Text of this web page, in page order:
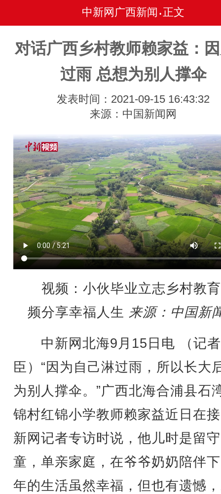
中新网广西新闻 • 正文
对话广西乡村教师赖家益：
过雨 总想为别人撑伞
发表时间：2021-09-15 16:43:32
来源：中国新闻网
视频：小伙毕业立志乡村教
频分享幸福人生 来源：中国新
中新网北海9月15日电 （记
臣）“因为自己淋过雨，所以长大
为别人撑伞。”广西北海合浦县石
锦村红锦小学教师赖家益近日在
新网记者专访时说，他儿时是留
童，单亲家庭，在爷爷奶奶陪伴
年的生活虽然幸福，但也有遗憾